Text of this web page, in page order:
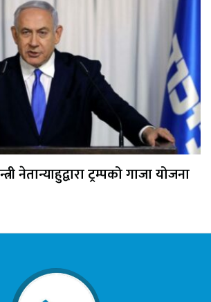
नेतान्याहुद्वारा ट्रम्पको गाजा योजना